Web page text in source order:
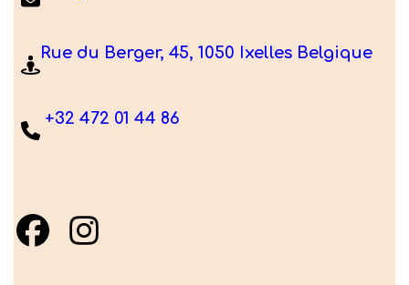
Rue du Berger, 45, 1050 Ixelles Belgique
+32 472 01 44 86